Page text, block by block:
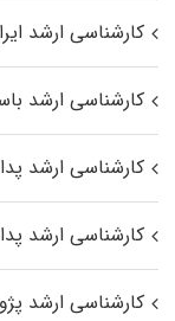
کارشناسی ارشد
کارشناسی ارشد
کارشناسی ارشد
کارشناسی ارشد
کارشناسی ارشد